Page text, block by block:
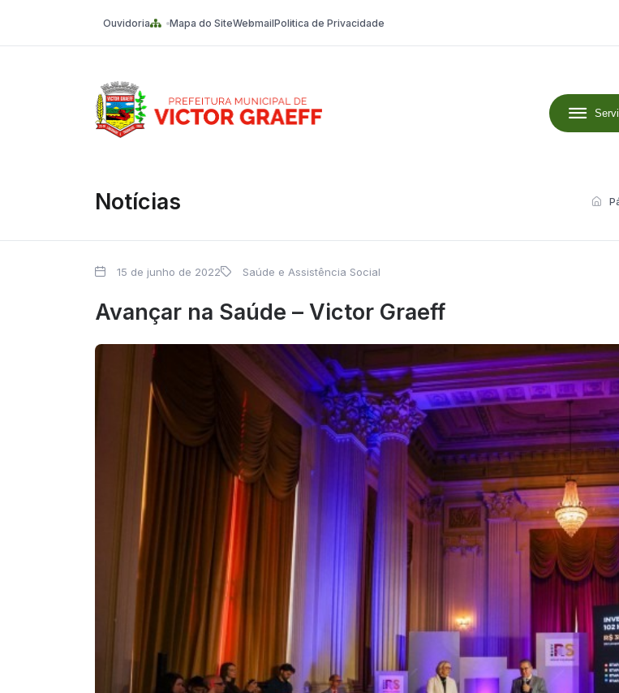
Ouvidoria Mapa do SiteWebmailPolitica de Privacidade
Notícias
15 de junho de 2022 Saúde e Assistência Social
Avançar na Saúde – Victor Graeff